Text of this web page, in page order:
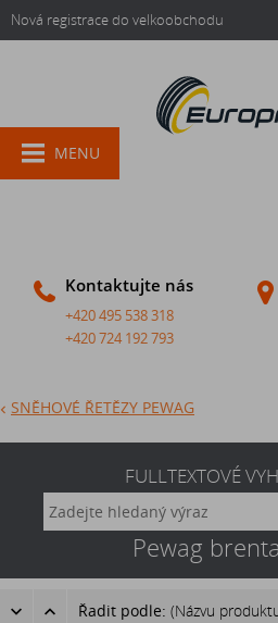
Nová registrace do velkoobchodu
Kontaktujte nás
+420 495 538 318
+420 724 192 793
MENU
SNĚHOVÉ ŘETĚZY PEWAG
FULLTEXTOVÉ
Pewag
Řadit podle: (Názvu